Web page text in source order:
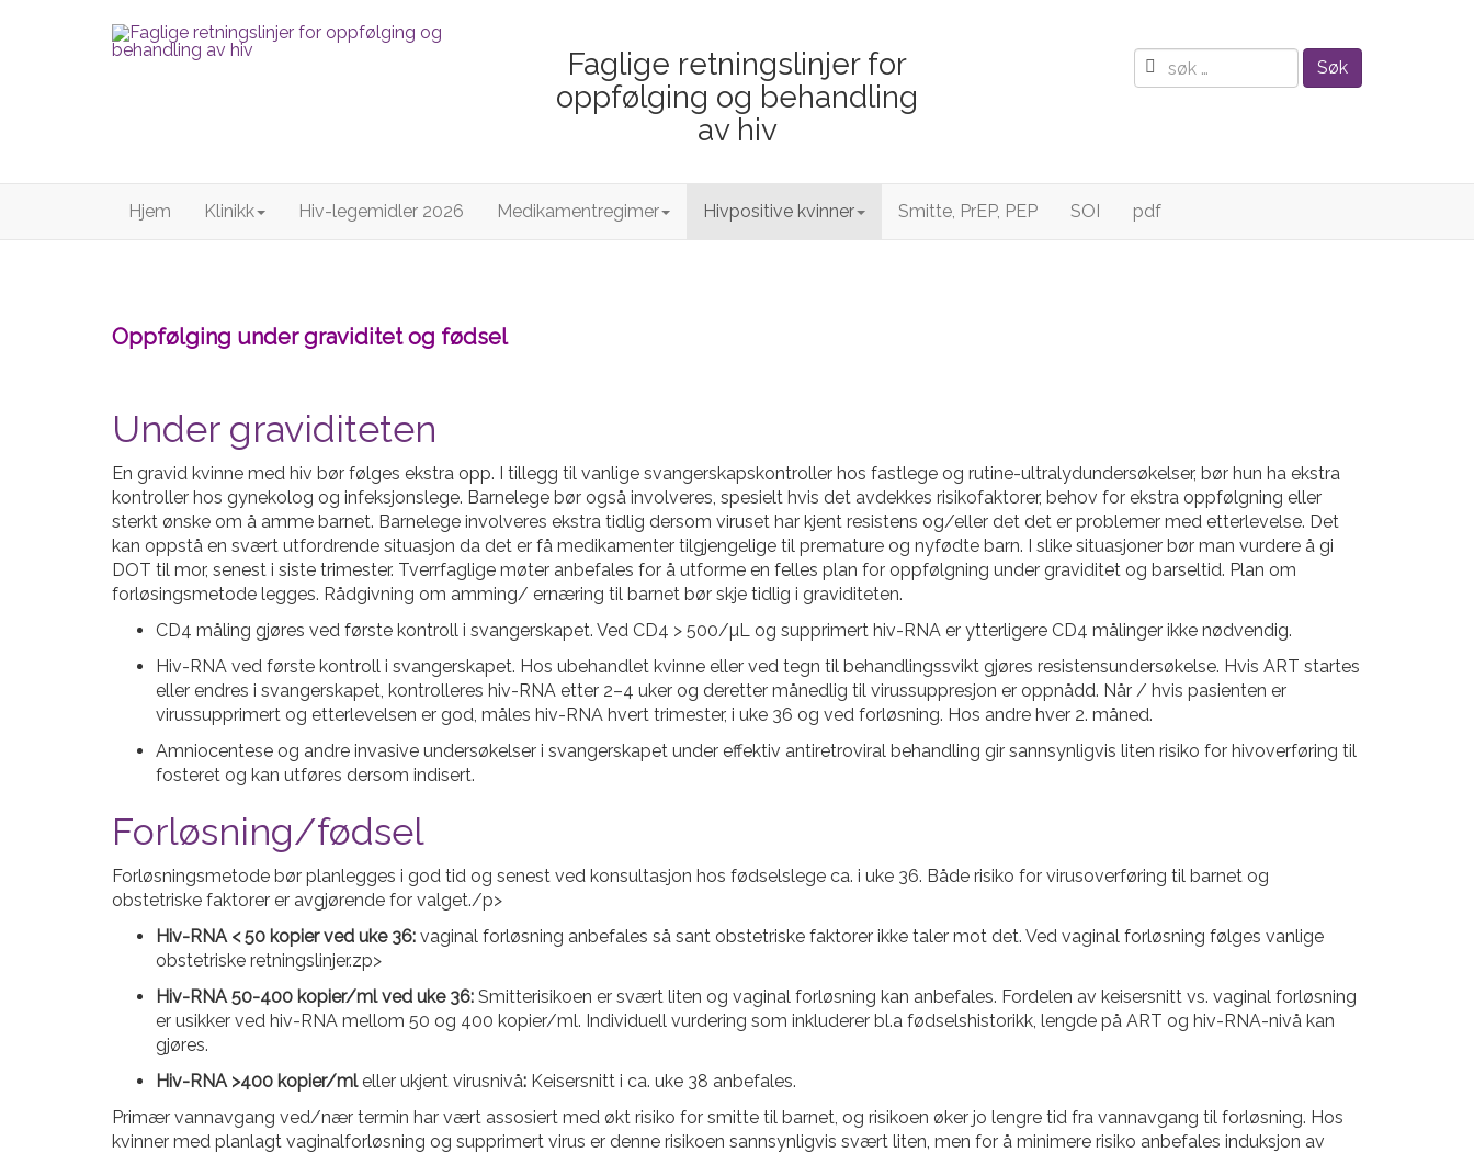
Faglige retningslinjer for
oppfølging og behandling
av hiv
Søk
Hjem Klinikk Hiv-legemidler 2026 Medikamentregimer Hivpositive kvinner Smitte, PrEP, PEP SOI pdf
Oppfølging under graviditet og fødsel
Under graviditeten
En gravid kvinne med hiv bør følges ekstra opp. I tillegg til vanlige svangerskapskontroller hos fastlege og rutine-ultralydundersøkelser, bør hun ha ekstra
kontroller hos gynekolog og infeksjonslege. Barnelege bør også involveres, spesielt hvis det avdekkes risikofaktorer, behov for ekstra oppfølgning eller
sterkt ønske om å amme barnet. Barnelege involveres ekstra tidlig dersom viruset har kjent resistens og/eller det det er problemer med etterlevelse. Det
kan oppstå en svært utfordrende situasjon da det er få medikamenter tilgjengelige til premature og nyfødte barn. I slike situasjoner bør man vurdere å gi
DOT til mor, senest i siste trimester. Tverrfaglige møter anbefales for å utforme en felles plan for oppfølgning under graviditet og barseltid. Plan om
forløsingsmetode legges. Rådgivning om amming/ ernæring til barnet bør skje tidlig i graviditeten.
CD4 måling gjøres ved første kontroll i svangerskapet. Ved CD4 > 500/µL og supprimert hiv-RNA er ytterligere CD4 målinger ikke nødvendig.
Hiv-RNA ved første kontroll i svangerskapet. Hos ubehandlet kvinne eller ved tegn til behandlingssvikt gjøres resistensundersøkelse. Hvis ART startes
eller endres i svangerskapet, kontrolleres hiv-RNA etter 2–4 uker og deretter månedlig til virussuppresjon er oppnådd. Når / hvis pasienten er
virussupprimert og etterlevelsen er god, måles hiv-RNA hvert trimester, i uke 36 og ved forløsning. Hos andre hver 2. måned.
Amniocentese og andre invasive undersøkelser i svangerskapet under effektiv antiretroviral behandling gir sannsynligvis liten risiko for hivoverføring til
fosteret og kan utføres dersom indisert.
Forløsning/fødsel
Forløsningsmetode bør planlegges i god tid og senest ved konsultasjon hos fødselslege ca. i uke 36. Både risiko for virusoverføring til barnet og
obstetriske faktorer er avgjørende for valget./p>
Hiv-RNA < 50 kopier ved uke 36: vaginal forløsning anbefales så sant obstetriske faktorer ikke taler mot det. Ved vaginal forløsning følges vanlige
obstetriske retningslinjer.zp>
Hiv-RNA 50-400 kopier/ml ved uke 36: Smitterisikoen er svært liten og vaginal forløsning kan anbefales. Fordelen av keisersnitt vs. vaginal forløsning
er usikker ved hiv-RNA mellom 50 og 400 kopier/ml. Individuell vurdering som inkluderer bl.a fødselshistorikk, lengde på ART og hiv-RNA-nivå kan
gjøres.
Hiv-RNA >400 kopier/mleller ukjent virusnivå: Keisersnitt i ca. uke 38 anbefales.
Primær vannavgang ved/nær termin har vært assosiert med økt risiko for smitte til barnet, og risikoen øker jo lengre tid fra vannavgang til forløsning. Hos
kvinner med planlagt vaginalforløsning og supprimert virus er denne risikoen sannsynligvis svært liten, men for å minimere risiko anbefales induksjon av